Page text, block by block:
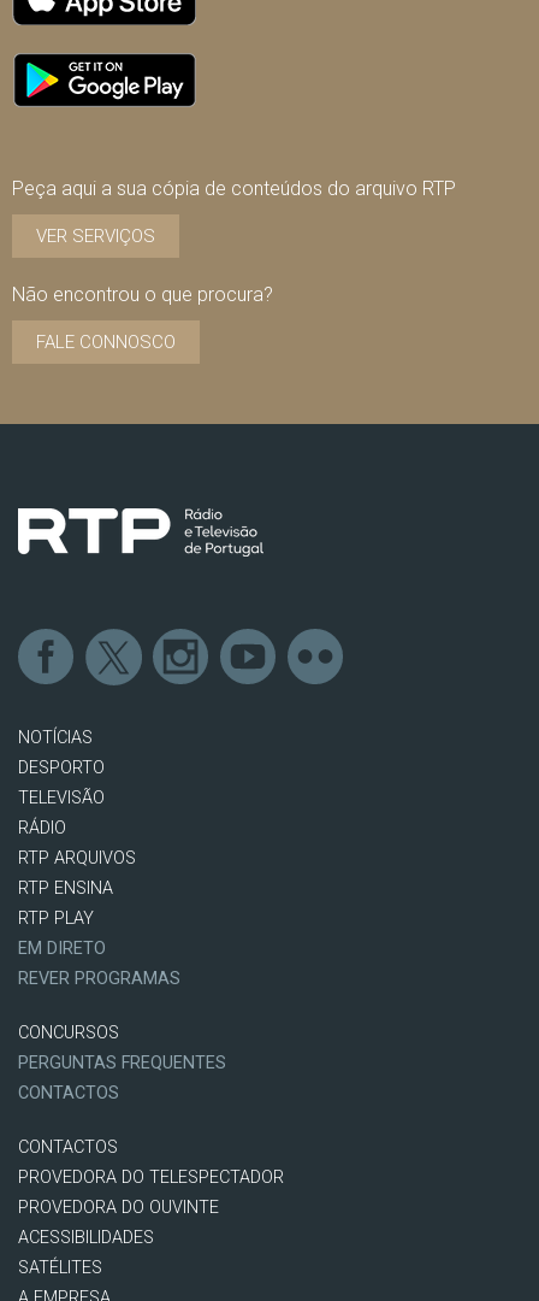
Peça aqui a sua cópia de conteúdos do arquivo RTP
VER SERVIÇOS
Não encontrou o que procura?
FALE CONNOSCO
NOTÍCIAS
DESPORTO
TELEVISÃO
RÁDIO
RTP ARQUIVOS
RTP ENSINA
RTP PLAY
EM DIRETO
REVER PROGRAMAS
CONCURSOS
PERGUNTAS FREQUENTES
CONTACTOS
CONTACTOS
PROVEDORA DO TELESPECTADOR
PROVEDORA DO OUVINTE
ACESSIBILIDADES
SATÉLITES